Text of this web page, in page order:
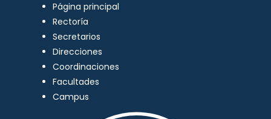
Página principal
Rectoría
Secretarios
Direcciones
Coordinaciones
Facultades
Campus